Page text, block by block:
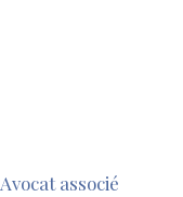
| Avocat associé